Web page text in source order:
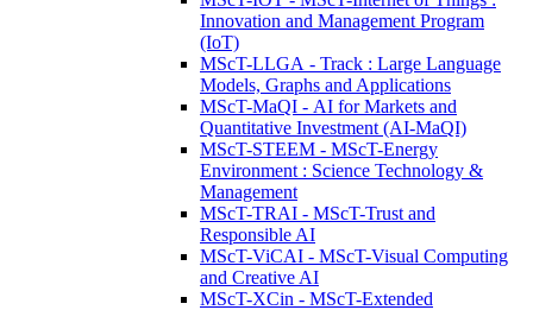
Innovation and Management Program
(IoT)
MScT-LLGA - Track : Large Language
Models, Graphs and Applications
MScT-MaQI - AI for Markets and
Quantitative Investment (AI-MaQI)
MScT-STEEM - MScT-Energy
Environment : Science Technology &
Management
MScT-TRAI - MScT-Trust and
Responsible AI
MScT-ViCAI - MScT-Visual Computing
and Creative AI
MScT-XCin - MScT-Extended